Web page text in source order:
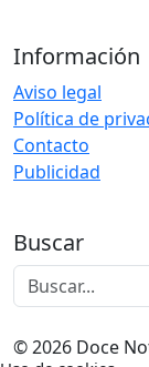
Información
Aviso legal
Política de
Contacto
Publicidad
Buscar
© 2026 Doce